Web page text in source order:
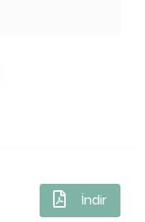
İndir